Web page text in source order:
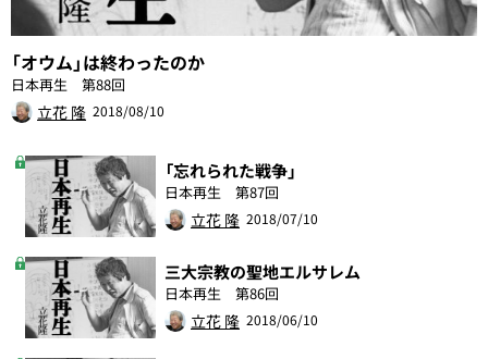
「オウム」は終わったのか
日本再生 第88回
立花 隆 2018/08/10
「忘れられた戦争」
日本再生 第87回
立花 隆 2018/07/10
三大宗教の聖地エルサレム
日本再生 第86回
立花 隆 2018/06/10